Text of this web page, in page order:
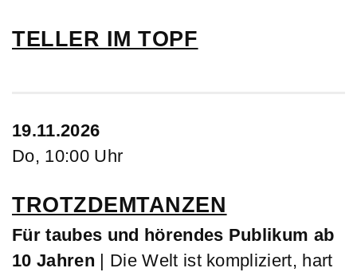
TELLER IM TOPF
19.11.2026
Do, 10:00 Uhr
TROTZDEMTANZEN
Für taubes und hörendes Publikum ab
10 Jahren | Die Welt ist kompliziert, hart